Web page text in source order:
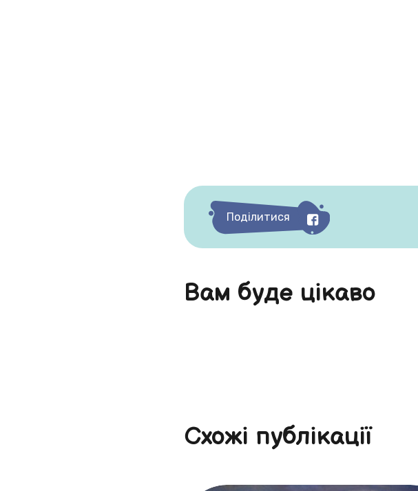
Поділитися
Вам буде цікаво
Схожі публікації